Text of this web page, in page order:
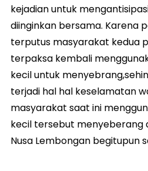
kejadian untuk
diinginkan bersama. Karena
terputus masyarakat kedua
terpaksa kembali
kecil untuk
terjadi hal hal keselamatan
masyarakat saat ini
kecil tersebut menyeberang
Nusa Lembongan begitupun